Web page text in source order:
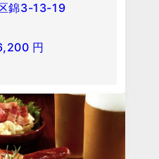
錦3-13-19
円